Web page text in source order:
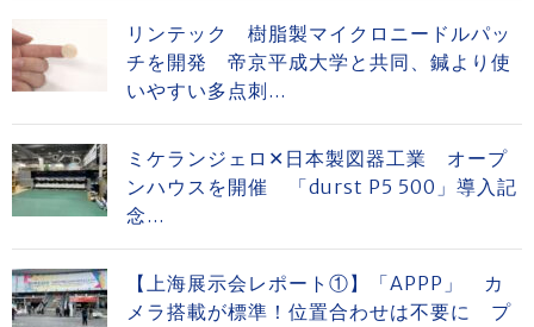
リンテック 樹脂製マイクロニードルパッ
チを開発 帝京平成大学と共同、鍼より使
いやすい多点刺...
ミケランジェロ✕日本製図器工業 オープ
ンハウスを開催 「durst P5 500」導入記
念...
【上海展示会レポート①】「APPP」 カ
メラ搭載が標準！位置合わせは不要に プ